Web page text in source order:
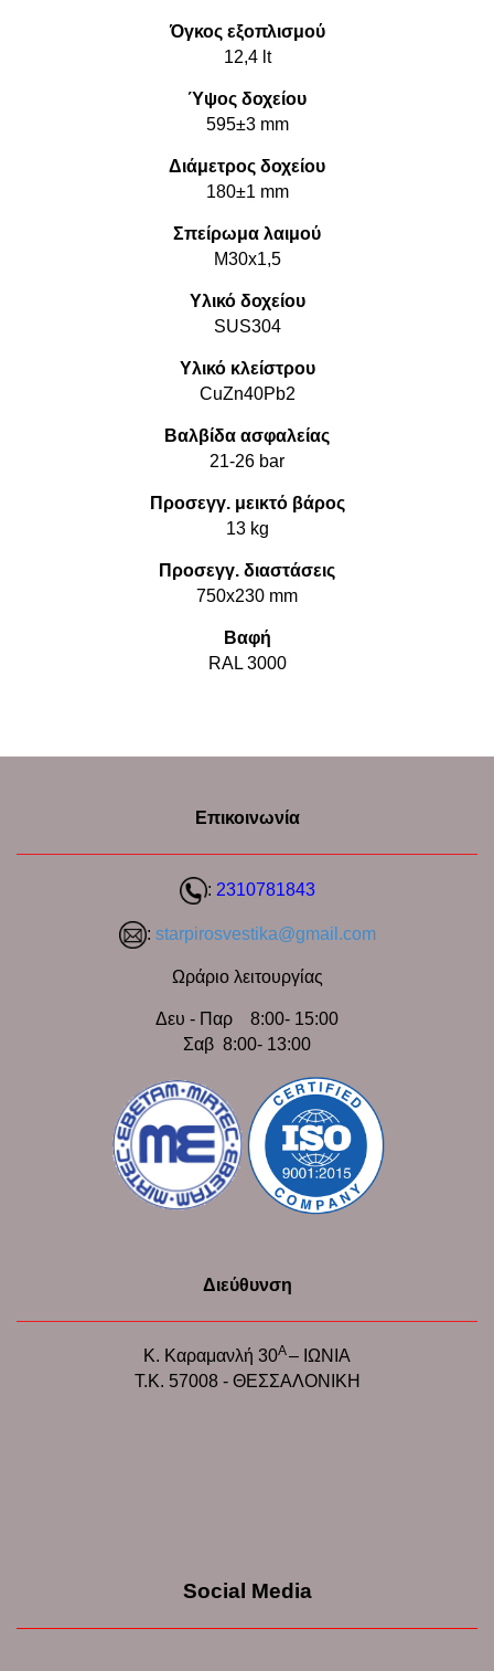
Όγκος εξοπλισμού
12,4 lt
Ύψος δοχείου
595±3 mm
Διάμετρος δοχείου
180±1 mm
Σπείρωμα λαιμού
M30x1,5
Υλικό δοχείου
SUS304
Υλικό κλείστρου
CuZn40Pb2
Βαλβίδα ασφαλείας
21-26 bar
Προσεγγ. μεικτό βάρος
13 kg
Προσεγγ. διαστάσεις
750x230 mm
Βαφή
RAL 3000
Επικοινωνία
: 2310781843
: starpirosvestika@gmail.com
Ωράριο λειτουργίας
Δευ - Παρ 8:00- 15:00
Σαβ 8:00- 13:00
Διεύθυνση
Κ. Καραμανλή 30Α– ΙΩΝΙΑ
Τ.Κ. 57008 - ΘΕΣΣΑΛΟΝΙΚΗ
Social Media